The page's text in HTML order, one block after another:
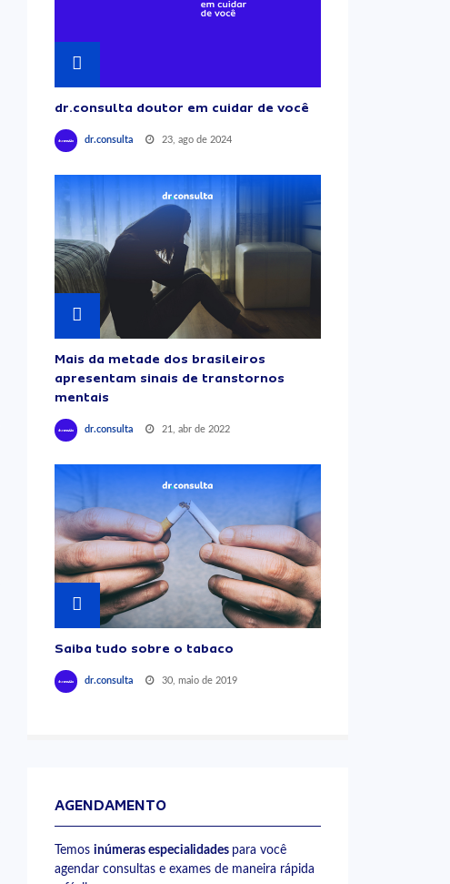
dr.consulta doutor em cuidar de você
dr.consulta 23, ago de 2024
Mais da metade dos brasileiros
apresentam sinais de transtornos
mentais
dr.consulta 21, abr de 2022
Saiba tudo sobre o tabaco
dr.consulta 30, maio de 2019
AGENDAMENTO
Temos inúmeras especialidades para você
agendar consultas e exames de maneira rápida